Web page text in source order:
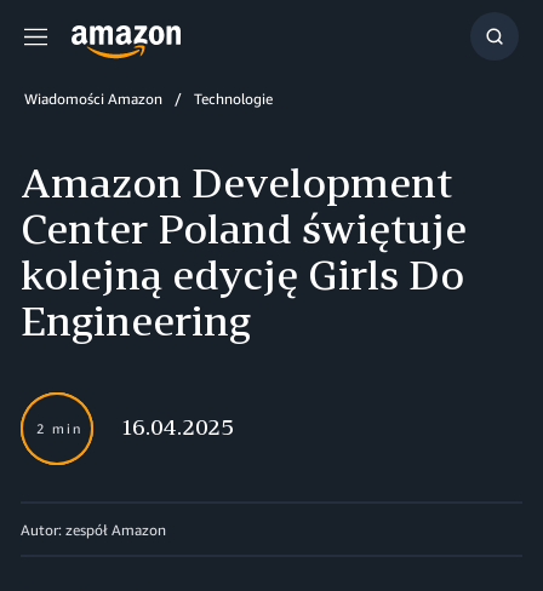
Menu
Wiadomości Amazon Technologie
Amazon Development
Center Poland świętuje
kolejną edycję Girls Do
Engineering
2 min 16.04.2025
Autor: zespół Amazon